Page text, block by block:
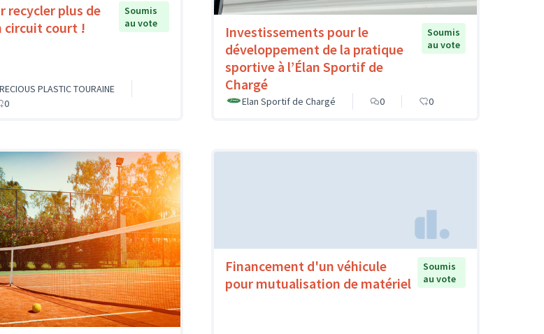
recycler plus de
circuit court !
Soumis
au vote
PLASTIC TOURAINE
0
Investissements pour le
développement de la pratique
sportive à l’Élan Sportif de
Chargé
Soumis
au vote
Elan Sportif de Chargé 0 0
Financement d'un véhicule
pour mutualisation de matériel
Soumis
au vote